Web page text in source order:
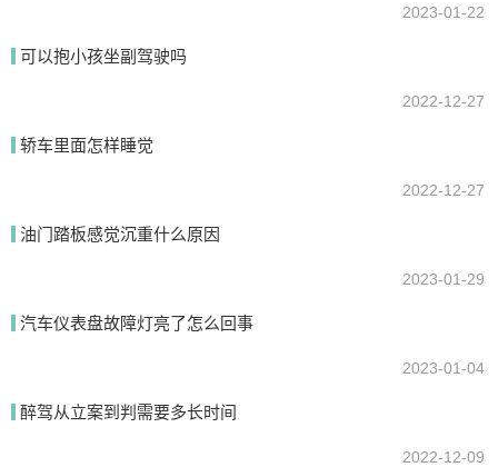
2023-01-22
可以抱小孩坐副驾驶吗
2022-12-27
轿车里面怎样睡觉
2022-12-27
油门踏板感觉沉重什么原因
2023-01-29
汽车仪表盘故障灯亮了怎么回事
2023-01-04
醉驾从立案到判需要多长时间
2022-12-09